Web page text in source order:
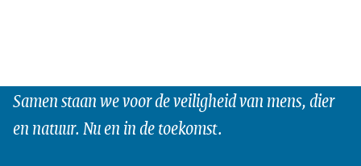
Samen staan we voor de veiligheid van mens, dier
en natuur. Nu en in de toekomst.